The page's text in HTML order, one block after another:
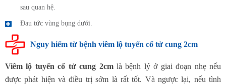
sau quan hệ.
Đau tức vùng bụng dưới.
Nguy hiểm từ bệnh viêm lộ tuyến cổ tử cung 2cm
Viêm lộ tuyến cổ tử cung 2cmlà bệnh lý ở giai đoạn nhẹ nếu
được phát hiện và điều trị sớm là rất tốt. Và ngược lại, nếu tình